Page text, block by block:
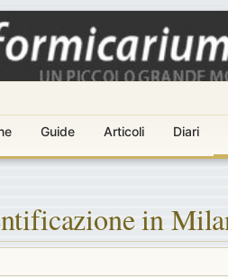
Guide Articoli Diari
in